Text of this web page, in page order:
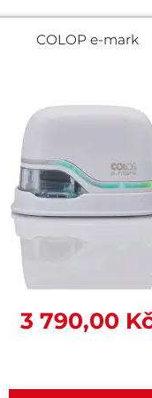
COLOP e-mark
3 790,00